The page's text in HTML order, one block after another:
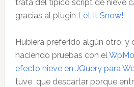
trata del típico script de nieve
gracias al plugin Let It Snow!.
Hubiera preferido algún otro, y
haciendo pruebas con el
efecto nieve en JQuery para
tuve que descartar porque